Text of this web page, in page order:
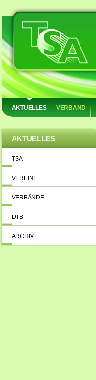
AKTUELLES VERBAND
AKTUELLES
TSA
VEREINE
VERBÄNDE
DTB
ARCHIV